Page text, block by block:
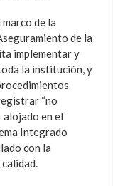
de la
de la
implementar y
la institución, y
“no
alojado en el
Integrado
con la